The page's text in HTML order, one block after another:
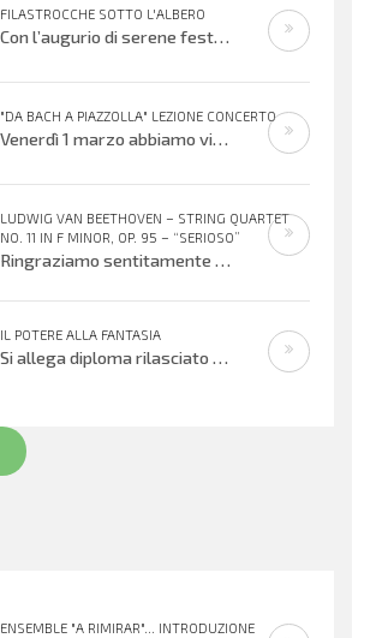
FILASTROCCHE SOTTO L'ALBERO
Con l’augurio di serene festività, affidiamo alle vostre orecchie alcuni
"DA BACH A PIAZZOLLA" LEZIONE CONCERTO
Venerdì 1 marzo abbiamo vissuto una meravigliosa serata musicale offerta dai Maestri Irene Sacchetti al flauto traverso e Fabio
LUDWIG VAN BEETHOVEN – STRING QUARTET
NO. 11 IN F MINOR, OP. 95 – “SERIOSO”
Ringraziamo sentitamente Gloria Foresti e i suoi giovani colleghi per la condivisione di questa bella esecuzione del Quartetto per
IL POTERE ALLA FANTASIA
Si allega diploma rilasciato all’XI° edizione del Concorso Gianni Rodari 2020: secondo premio al Coro Topolino din don. Un sentito
ENSEMBLE "A RIMIRAR"... INTRODUZIONE